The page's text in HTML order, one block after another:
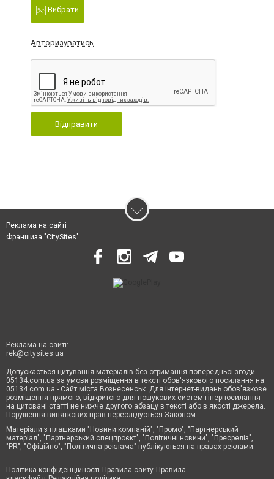
Вибрати
Авторизуватись
Відправити
Реклама на сайті
Франшиза "CitySites"
Реклама на сайті:
rek@citysites.ua
Допускається цитування матеріалів без отримання попередньої згоди
05134.com.ua за умови розміщення в тексті обов'язкового посилання на
05134.com.ua - Сайт міста Вознесенськ. Для інтернет-видань обов'язкове
розміщення прямого, відкритого для пошукових систем гіперпосилання
на цитовані статті не нижче другого абзацу в тексті або в якості джерела.
Порушення виняткових прав переслідується Законом.
Матеріали з плашками "Новини компаній", "Промо", "Партнерський
матеріал", "Партнерський спецпроєкт", "Політичні новини", "Пресреліз",
"PR", "Офіційно", "Політична реклама" публікуються на правах реклами.
Політика конфіденційності Правила сайту Правила